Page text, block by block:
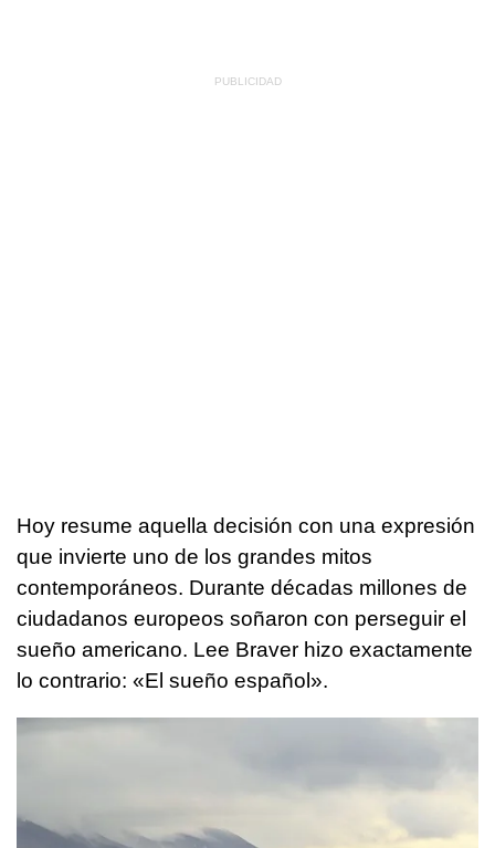
Hoy resume aquella decisión con una expresión
que invierte uno de los grandes mitos
contemporáneos. Durante décadas millones de
ciudadanos europeos soñaron con perseguir el
sueño americano. Lee Braver hizo exactamente
lo contrario: «El sueño español».